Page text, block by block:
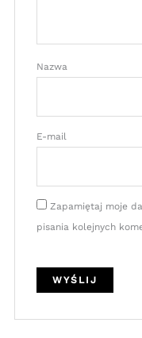
Nazwa
E-mail
Zapamiętaj moje
pisania kolejnych